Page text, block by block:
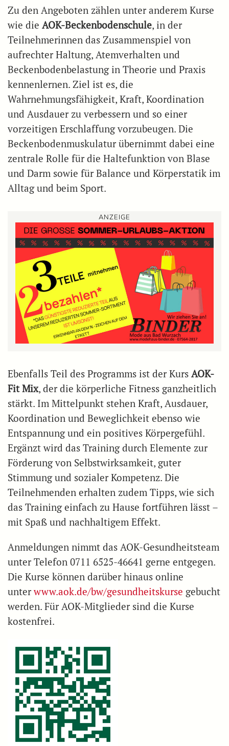
Zu den Angeboten zählen unter anderem Kurse
wie die AOK-Beckenbodenschule, in der
Teilnehmerinnen das Zusammenspiel von
aufrechter Haltung, Atemverhalten und
Beckenbodenbelastung in Theorie und Praxis
kennenlernen. Ziel ist es, die
Wahrnehmungsfähigkeit, Kraft, Koordination
und Ausdauer zu verbessern und so einer
vorzeitigen Erschlaffung vorzubeugen. Die
Beckenbodenmuskulatur übernimmt dabei eine
zentrale Rolle für die Haltefunktion von Blase
und Darm sowie für Balance und Körperstatik im
Alltag und beim Sport.
ANZEIGE
Ebenfalls Teil des Programms ist der Kurs AOK-
Fit Mix, der die körperliche Fitness ganzheitlich
stärkt. Im Mittelpunkt stehen Kraft, Ausdauer,
Koordination und Beweglichkeit ebenso wie
Entspannung und ein positives Körpergefühl.
Ergänzt wird das Training durch Elemente zur
Förderung von Selbstwirksamkeit, guter
Stimmung und sozialer Kompetenz. Die
Teilnehmenden erhalten zudem Tipps, wie sich
das Training einfach zu Hause fortführen lässt –
mit Spaß und nachhaltigem Effekt.
Anmeldungen nimmt das AOK-Gesundheitsteam
unter Telefon 0711 6525-46641 gerne entgegen.
Die Kurse können darüber hinaus online
unterwww.aok.de/bw/gesundheitskurse gebucht
werden. Für AOK-Mitglieder sind die Kurse
kostenfrei.